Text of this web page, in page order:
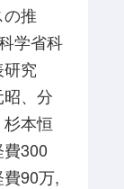
推
学省科
究
、分
本恒
300
90万,